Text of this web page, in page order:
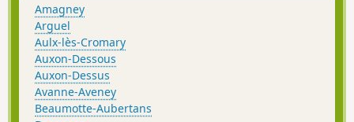
Amagney
Arguel
Aulx-lès-Cromary
Auxon-Dessous
Auxon-Dessus
Avanne-Aveney
Beaumotte-Aubertans